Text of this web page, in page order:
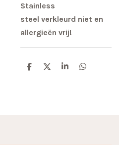
Stainless
steel verkleurd niet en
allergieën vrij!
D
D
S
D